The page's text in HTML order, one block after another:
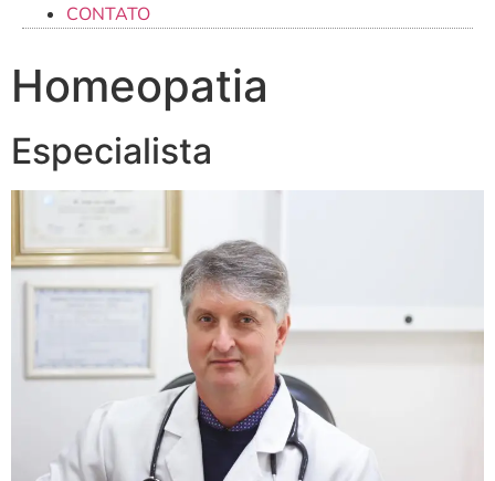
CONTATO
Homeopatia
Especialista